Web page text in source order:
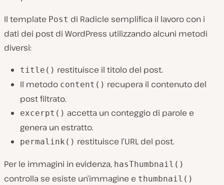
Il template Post di Radicle semplifica il lavoro con i
dati dei post di WordPress utilizzando alcuni metodi
diversi:
title() restituisce il titolo del post.
Il metodo content() recupera il contenuto del
post filtrato.
excerpt() accetta un conteggio di parole e
genera un estratto.
permalink() restituisce l’URL del post.
Per le immagini in evidenza, hasThumbnail()
controlla se esiste un’immagine e thumbnail()